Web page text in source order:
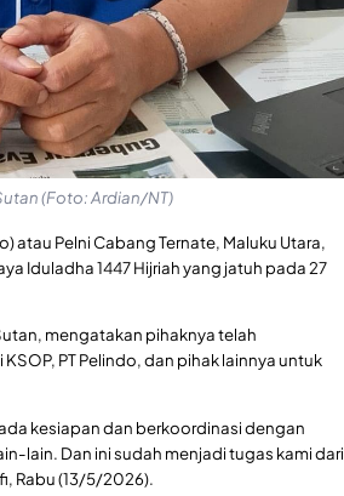
(Foto: Ardian/NT)
atau Pelni Cabang Ternate, Maluku Utara,
Iduladha 1447 Hijriah yang jatuh pada 27
mengatakan pihaknya telah
PT Pelindo, dan pihak lainnya untuk
kesiapan dan berkoordinasi dengan
lain. Dan ini sudah menjadi tugas kami dari
Rabu (13/5/2026).